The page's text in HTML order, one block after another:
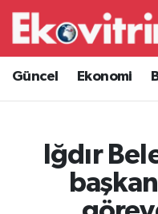
Güncel Ekonomi
Iğdır
Güncel
Ekonomi
Borsa Haberleri
İş Dünyası
Hava Durumu
Trafik Durumu
Süper Lig Puan
Tüm Manşetler